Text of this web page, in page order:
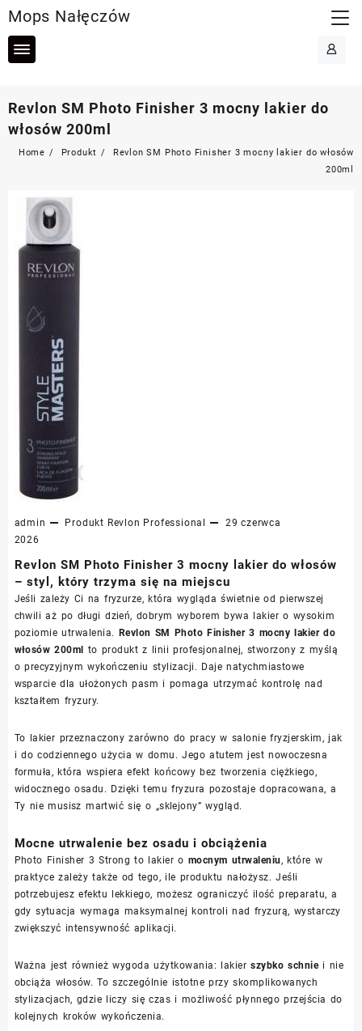
to
content
Mops Nałęczów
Revlon SM Photo Finisher 3 mocny lakier do
włosów 200ml
Home Produkt
Revlon SM Photo Finisher 3 mocny lakier do włosów
200ml
admin Produkt Revlon Professional
29 czerwca
2026
Revlon SM Photo Finisher 3 mocny lakier do włosów
– styl, który trzyma się na miejscu
Jeśli zależy Ci na fryzurze, która wygląda świetnie od pierwszej
chwili aż po długi dzień, dobrym wyborem bywa lakier o wysokim
poziomie utrwalenia. Revlon SM Photo Finisher 3 mocny lakier do
włosów 200ml to produkt z linii profesjonalnej, stworzony z myślą
o precyzyjnym wykończeniu stylizacji. Daje natychmiastowe
wsparcie dla ułożonych pasm i pomaga utrzymać kontrolę nad
kształtem fryzury.
To lakier przeznaczony zarówno do pracy w salonie fryzjerskim, jak
i do codziennego użycia w domu. Jego atutem jest nowoczesna
formuła, która wspiera efekt końcowy bez tworzenia ciężkiego,
widocznego osadu. Dzięki temu fryzura pozostaje dopracowana, a
Ty nie musisz martwić się o „sklejony” wygląd.
Mocne utrwalenie bez osadu i obciążenia
Photo Finisher 3 Strong to lakier o mocnym utrwaleniu , które w
praktyce zależy także od tego, ile produktu nałożysz. Jeśli
potrzebujesz efektu lekkiego, możesz ograniczyć ilość preparatu, a
gdy sytuacja wymaga maksymalnej kontroli nad fryzurą, wystarczy
zwiększyć intensywność aplikacji.
Ważna jest również wygoda użytkowania: lakierszybko schniei nie
obciąża włosów. To szczególnie istotne przy skomplikowanych
stylizacjach, gdzie liczy się czas i możliwość płynnego przejścia do
kolejnych kroków wykończenia.